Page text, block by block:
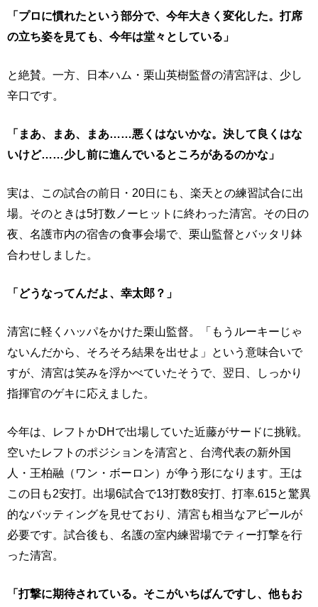
「プロに慣れたという部分で、今年大きく変化した。打席
の立ち姿を見ても、今年は堂々としている」
と絶賛。一方、日本ハム・栗山英樹監督の清宮評は、少し
辛口です。
「まあ、まあ、まあ……悪くはないかな。決して良くはな
いけど……少し前に進んでいるところがあるのかな」
実は、この試合の前日・20日にも、楽天との練習試合に出
場。そのときは5打数ノーヒットに終わった清宮。その日の
夜、名護市内の宿舎の食事会場で、栗山監督とバッタリ鉢
合わせしました。
「どうなってんだよ、幸太郎？」
清宮に軽くハッパをかけた栗山監督。「もうルーキーじゃ
ないんだから、そろそろ結果を出せよ」という意味合いで
すが、清宮は笑みを浮かべていたそうで、翌日、しっかり
指揮官のゲキに応えました。
今年は、レフトかDHで出場していた近藤がサードに挑戦。
空いたレフトのポジションを清宮と、台湾代表の新外国
人・王柏融（ワン・ボーロン）が争う形になります。王は
この日も2安打。出場6試合で13打数8安打、打率.615と驚異
的なバッティングを見せており、清宮も相当なアピールが
必要です。試合後も、名護の室内練習場でティー打撃を行
った清宮。
「打撃に期待されている。そこがいちばんですし、他もお